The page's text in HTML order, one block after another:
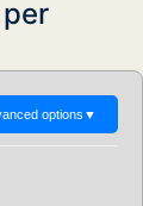
options ▼